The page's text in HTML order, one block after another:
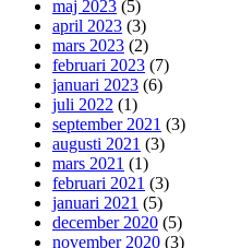
maj 2023 (5)
april 2023 (3)
mars 2023 (2)
februari 2023 (7)
januari 2023 (6)
juli 2022 (1)
september 2021 (3)
augusti 2021 (3)
mars 2021 (1)
februari 2021 (3)
januari 2021 (5)
december 2020 (5)
november 2020 (3)